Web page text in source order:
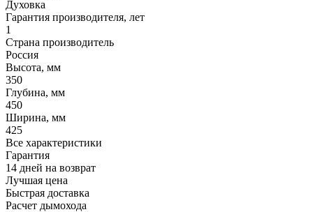
Духовка
Гарантия производителя, лет
1
Страна производитель
Россия
Высота, мм
350
Глубина, мм
450
Ширина, мм
425
Все характеристики
Гарантия
14 дней на возврат
Лучшая цена
Быстрая доставка
Расчет дымохода